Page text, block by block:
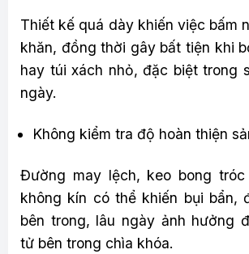
Thiết kế quá dày khiến việc bấm
khăn, đồng thời gây bất tiện khi
hay túi xách nhỏ, đặc biệt trong
ngày.
Không kiểm tra độ hoàn thiện
Đường may lệch, keo bong
không kín có thể khiến bụi bẩn,
bên trong, lâu ngày ảnh hưởng
tử bên trong chìa khóa.